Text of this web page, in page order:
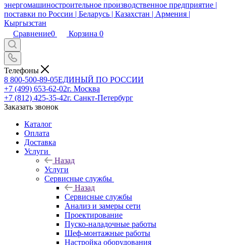
Сравнение0 Корзина 0
Телефоны
8 800-500-89-05ЕДИНЫЙ ПО РОССИИ
+7 (499) 653-62-02г. Москва
+7 (812) 425-35-42г. Санкт-Петербург
Заказать звонок
Каталог
Оплата
Доставка
Услуги
Назад
Услуги
Сервисные службы
Назад
Сервисные службы
Анализ и замеры сети
Проектирование
Пуско-наладочные работы
Шеф-монтажные работы
Настройка оборудования